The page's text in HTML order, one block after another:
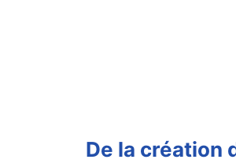
De la création